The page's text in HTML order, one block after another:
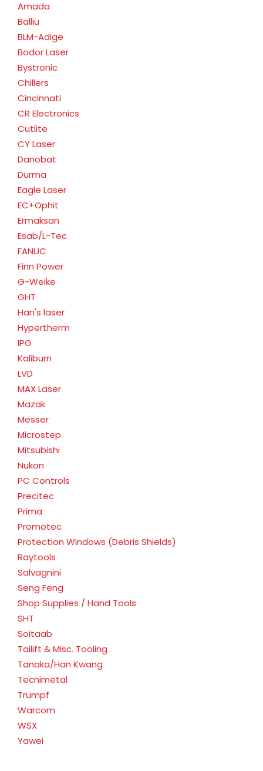
Amada
Balliu
BLM-Adige
Bodor Laser
Bystronic
Chillers
Cincinnati
CR Electronics
Cutlite
CY Laser
Danobat
Durma
Eagle Laser
EC+Ophit
Ermaksan
Esab/L-Tec
FANUC
Finn Power
G-Weike
GHT
Han's laser
Hypertherm
IPG
Kaliburn
LVD
MAX Laser
Mazak
Messer
Microstep
Mitsubishi
Nukon
PC Controls
Precitec
Prima
Promotec
Protection Windows (Debris Shields)
Raytools
Salvagnini
Seng Feng
Shop Supplies / Hand Tools
SHT
Soitaab
Tailift & Misc. Tooling
Tanaka/Han Kwang
Tecnimetal
Trumpf
Warcom
WSX
Yawei